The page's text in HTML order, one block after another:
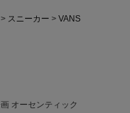
スニーカー
VANS
オーセンティック